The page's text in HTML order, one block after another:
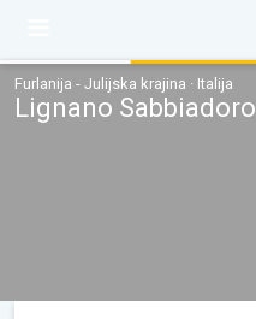
Furlanija - Julijska krajina · Italija
Lignano Sabbiadoro